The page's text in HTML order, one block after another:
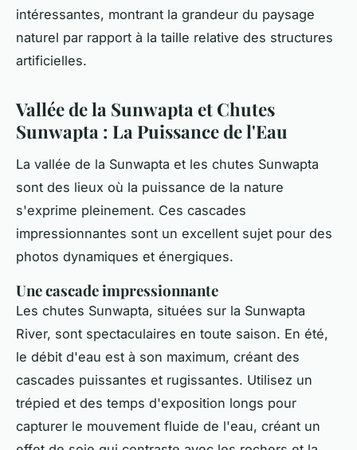
intéressantes, montrant la grandeur du paysage
naturel par rapport à la taille relative des structures
artificielles.
Vallée de la Sunwapta et Chutes
Sunwapta : La Puissance de l'Eau
La vallée de la Sunwapta et les chutes Sunwapta
sont des lieux où la puissance de la nature
s'exprime pleinement. Ces cascades
impressionnantes sont un excellent sujet pour des
photos dynamiques et énergiques.
Une cascade impressionnante
Les chutes Sunwapta, situées sur la Sunwapta
River, sont spectaculaires en toute saison. En été,
le débit d'eau est à son maximum, créant des
cascades puissantes et rugissantes. Utilisez un
trépied et des temps d'exposition longs pour
capturer le mouvement fluide de l'eau, créant un